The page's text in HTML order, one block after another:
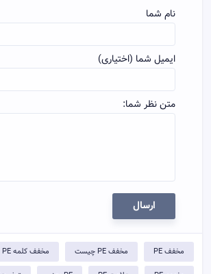
نام شما
ایمیل شما (اختیاری)
متن نظر شما:
ارسال
مخفف PE مخفف PE چیست مخفف کلمه PE